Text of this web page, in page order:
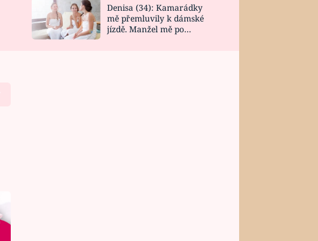
DESIGN
Denisa (34): Kamarádky
mě přemluvily k dámské
jízdě. Manžel mě po